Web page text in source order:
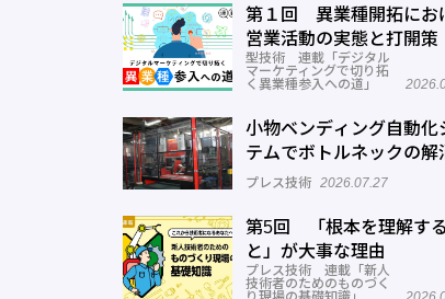
第１回 異業種開拓にお
営業活動の実態と打開策
型技術 連載「デジタル
マーケティングで切り拓
く異業種参入への道」
小物ベンディング自動化
テムでボトルネックの解
─正幸産業
プレス技術 2026.07.27
第5回 「根本を理解す
と」が大事な理由
プレス技術 連載「新人
技術者のためのものづく